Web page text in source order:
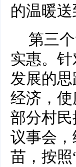
的温暖送
第三
实惠。
发展的
经济，使
部分村
议事会
苗，按